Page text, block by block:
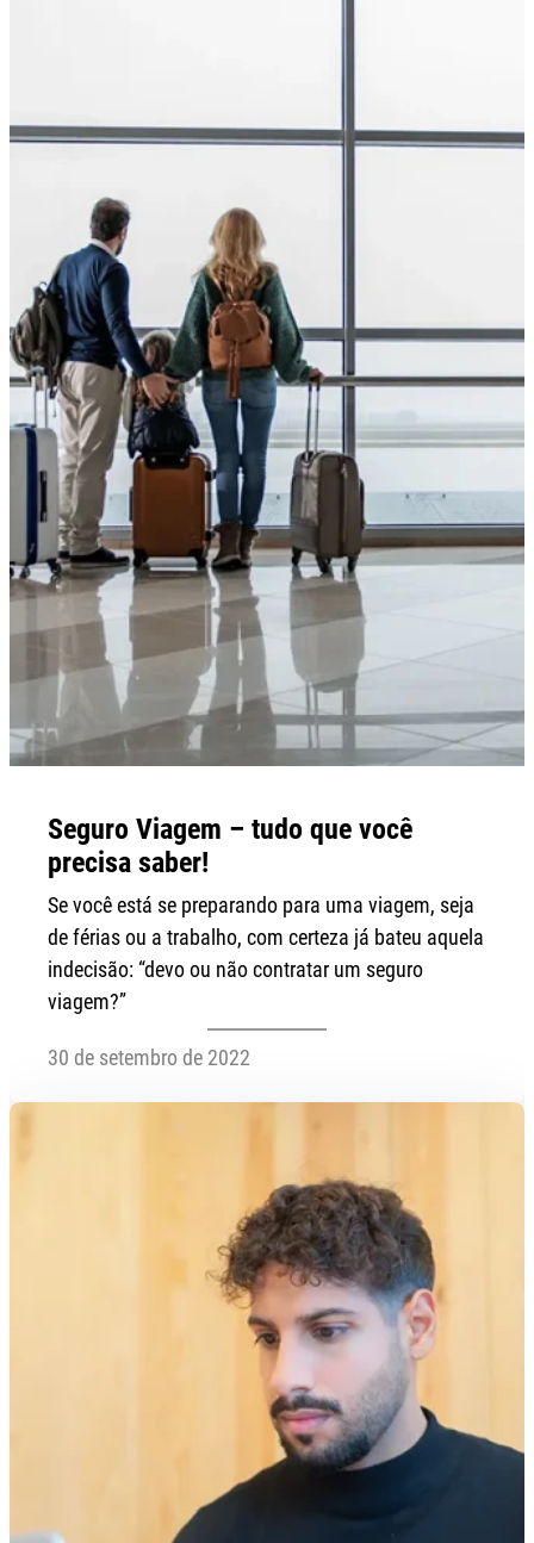
Seguro Viagem – tudo que você
precisa saber!
Se você está se preparando para uma viagem, seja
de férias ou a trabalho, com certeza já bateu aquela
indecisão: “devo ou não contratar um seguro
viagem?”
30 de setembro de 2022